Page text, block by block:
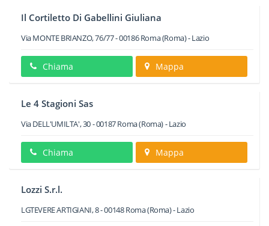
Il Cortiletto Di Gabellini Giuliana
Via MONTE BRIANZO, 76/77-00186 Roma(Roma) -Lazio
Chiama Mappa
Le 4 Stagioni Sas
Via DELL'UMILTA', 30-00187Roma(Roma) -Lazio
Chiama Mappa
Lozzi S.r.l.
LGTEVERE ARTIGIANI, 8-00148Roma(Roma) -Lazio